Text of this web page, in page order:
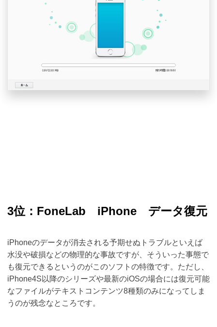
3位：FoneLab iPhone データ復元
iPhoneのデータが消去される予期せぬトラブルといえば
水没や破損などの物理的な事故ですが、そういった事態で
も復元できるというのがこのソフトの特徴です。ただし、
iPhone4S以降のシリーズや最新のiOSの場合には復元可能
なファイルがテキストコンテンツ8種類のみになってしま
うのが残念なところです。